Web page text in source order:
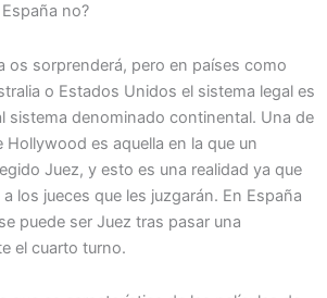
no?
os sorprenderá, pero en países como
o Estados Unidos el sistema legal es
sistema denominado continental. Una de
Hollywood es aquella en la que un
Juez, y esto es una realidad ya que
los jueces que les juzgarán. En España
puede ser Juez tras pasar una
el cuarto turno.